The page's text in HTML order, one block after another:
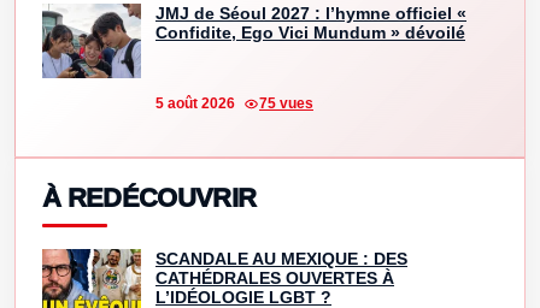
JMJ de Séoul 2027 : l’hymne officiel «
Confidite, Ego Vici Mundum » dévoilé
5 août 2026 75 vues
À REDÉCOUVRIR
SCANDALE AU MEXIQUE : DES
CATHÉDRALES OUVERTES À
L’IDÉOLOGIE LGBT ?